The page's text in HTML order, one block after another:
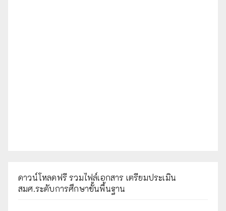
ดาวน์โหลดฟรี รวมไฟล์เอกสาร เตรียมประเมิน
สมศ.ระดับการศึกษาขั้นพื้นฐาน